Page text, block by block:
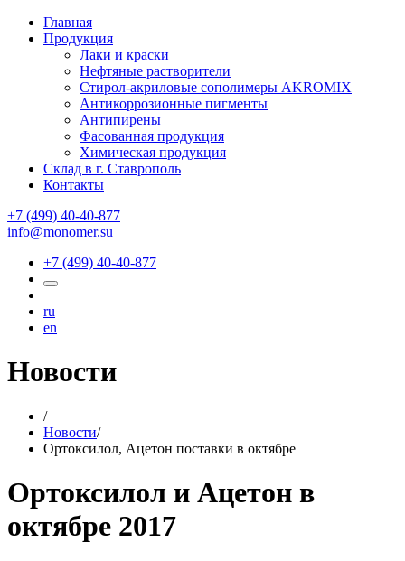
Главная
Продукция
Лаки и краски
Нефтяные растворители
Стирол-акриловые сополимеры AKROMIX
Антикоррозионные пигменты
Антипирены
Фасованная продукция
Химическая продукция
Склад в г. Ставрополь
Контакты
+7 (499) 40-40-877
info@monomer.su
+7 (499) 40-40-877
ru
en
Новости
/
Новости/
Ортоксилол, Ацетон поставки в октябре
Ортоксилол и Ацетон в
октябре 2017